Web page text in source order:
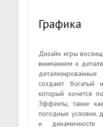
Графика
Дизайн игры
вниманием к
создают богатый
который хочется
Эффекты, такие
погодные условия,
и